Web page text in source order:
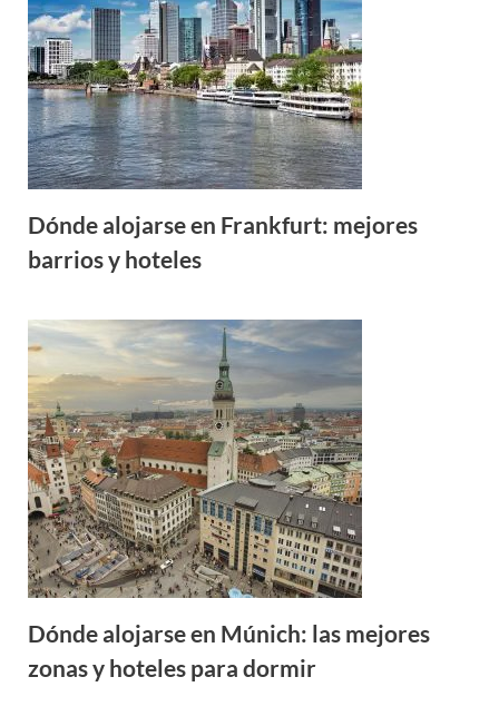
Dónde alojarse en Frankfurt: mejores
barrios y hoteles
Dónde alojarse en Múnich: las mejores
zonas y hoteles para dormir